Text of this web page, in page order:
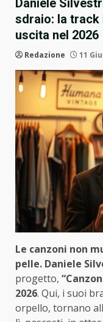
Daniele
sdraio: la track
uscita nel 2026
Redazione 11
Le canzoni non
pelle. Daniele
progetto,
2026. Qui, i suoi
orpello, tornano